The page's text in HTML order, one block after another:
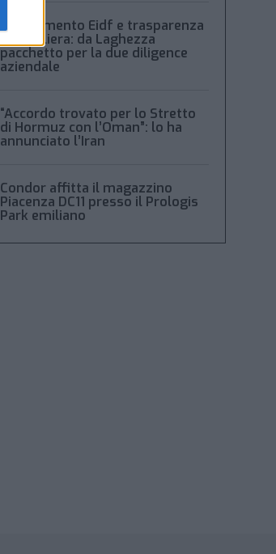
Regolamento Eidf e trasparenza
della filiera: da Laghezza
pacchetto per la due diligence
aziendale
“Accordo trovato per lo Stretto
di Hormuz con l’Oman”: lo ha
annunciato l’Iran
Condor affitta il magazzino
Piacenza DC11 presso il Prologis
Park emiliano